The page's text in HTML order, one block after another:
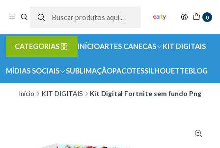
0
CATEGORIAS INÍCIOARTES CANECAS KIT DIGITAIS
MÍDIAS SOCIAIS SUBLIMAÇÃOPACOTESSILHOUETTEBLOG
Início KIT DIGITAIS Kit Digital Fortnite sem fundo Png